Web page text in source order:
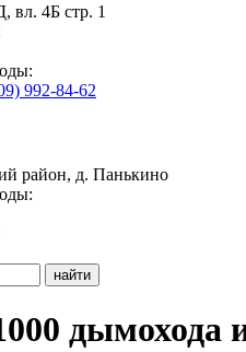
4Б стр. 1
992-84-62
район, д. Панькино
найти